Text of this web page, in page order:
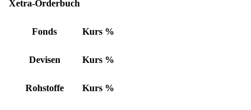
Xetra-Orderbuch
Fonds Kurs %
Devisen Kurs %
Rohstoffe Kurs %